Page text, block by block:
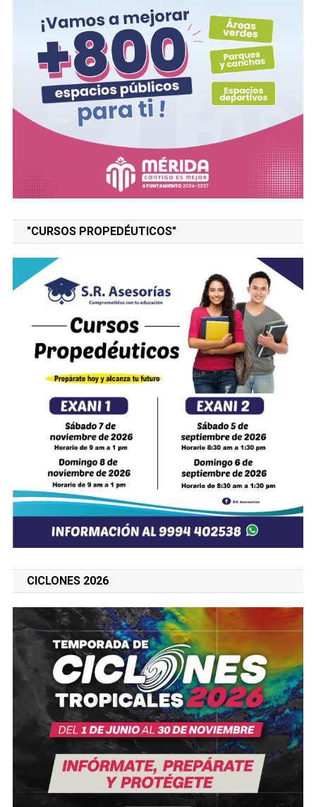
"CURSOS PROPEDÉUTICOS"
CICLONES 2026